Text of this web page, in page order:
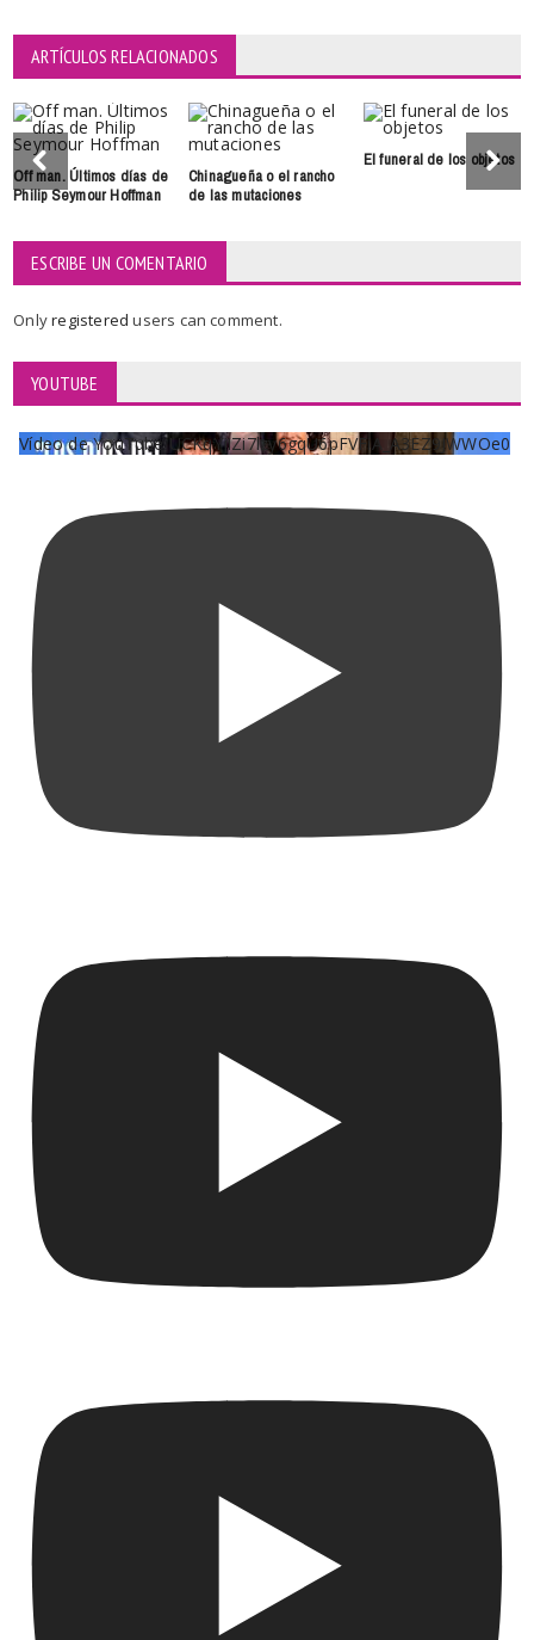
ARTÍCULOS RELACIONADOS
Off man. Últimos días de
Philip Seymour Hoffman
Chinagueña o el rancho
de las mutaciones
El funeral de los objetos
ESCRIBE UN COMENTARIO
Onlyregisteredusers can comment.
YOUTUBE
Vídeo de YouTube UCKqYjiZi7lzy6gqU6pFVFiA_A3EZ9JWWOe0